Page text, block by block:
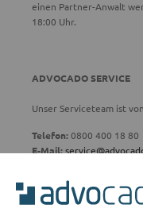
einen Partner-Anwalt
18:00 Uhr.
ADVOCADO SERVICE
Unser Serviceteam ist
Telefon:0800 400 18 80
E-Mail: